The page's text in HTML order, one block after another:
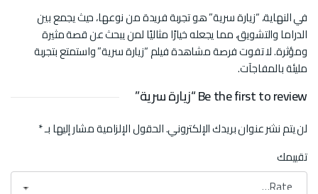
في النهاية، “زيارة سرية” هو تجربة فريدة من نوعها، حيث يجمع بين
الدراما والتشويق، مما يجعله خيارًا مثاليًا لمن يبحث عن قصة مثيرة
ومؤثرة. لا تفوت فرصة مشاهدة فيلم “زيارة سرية” واستمتع بتجربة
مليئة بالمفاجآت.
Be the first to review “زيارة سرية”
لن يتم نشر عنوان بريدك الإلكتروني.الحقول الإلزامية مشار إليها بـ*
تقييمك